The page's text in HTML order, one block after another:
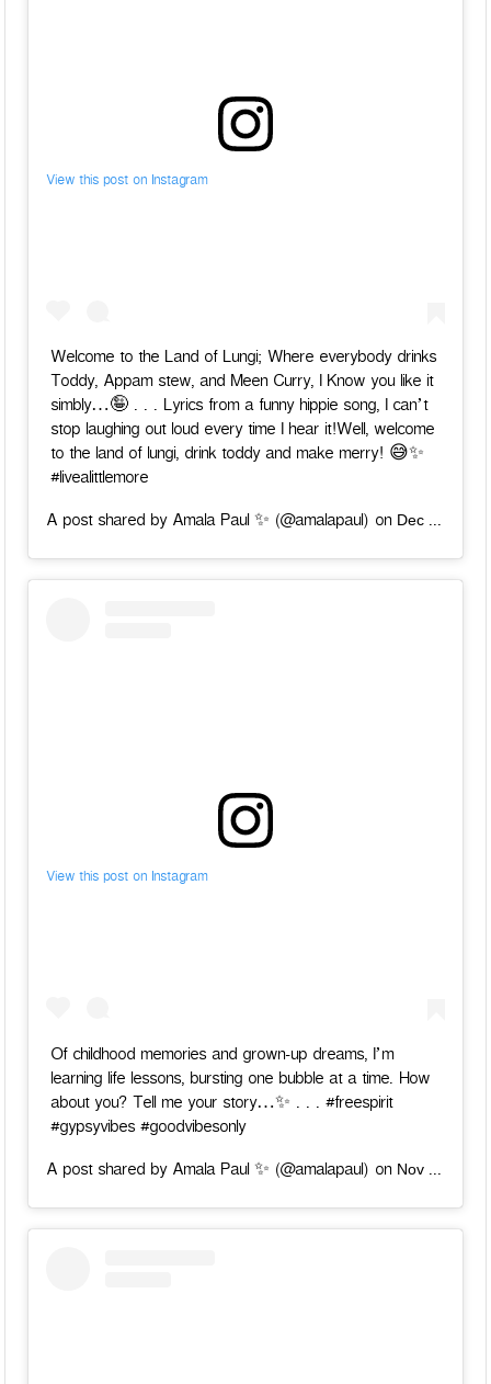
View this post on Instagram
Welcome to the Land of Lungi; Where everybody drinks
Toddy, Appam stew, and Meen Curry, I Know you like it
simbly…🤪 . . . Lyrics from a funny hippie song, I can’t
stop laughing out loud every time I hear it!Well, welcome
to the land of lungi, drink toddy and make merry! 😅✨
#livealittlemore
A post shared by Amala Paul ✨ (@amalapaul) on Dec 2, 2018 at 5:55am PST
View this post on Instagram
Of childhood memories and grown-up dreams, I’m
learning life lessons, bursting one bubble at a time. How
about you? Tell me your story…✨ . . . #freespirit
#gypsyvibes #goodvibesonly
A post shared by Amala Paul ✨ (@amalapaul) on Nov 30, 2018 at 6:18am PST